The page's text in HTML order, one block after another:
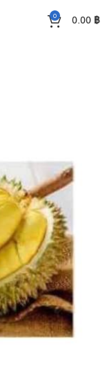
0 0.00 ฿